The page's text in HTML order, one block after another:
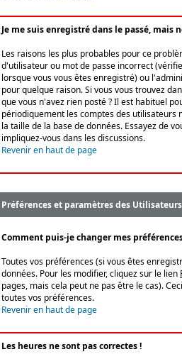
Je me suis enregistré dans le passé, mais
Les raisons les plus probables pour ce
d'utilisateur ou mot de passe incorrect
lorsque vous vous êtes enregistré) ou
pour quelque raison. Si vous vous trouvez
que vous n'avez rien posté ? Il est habituel
périodiquement les comptes des utilisateurs
la taille de la base de données. Essayez de
impliquez-vous dans les discussions.
Revenir en haut de page
Préférences et paramètres des Utilisateurs
Comment puis-je changer mes
Toutes vos préférences (si vous êtes
données. Pour les modifier, cliquez sur le lien
pages, mais cela peut ne pas être le cas).
toutes vos préférences.
Revenir en haut de page
Les heures ne sont pas correctes !